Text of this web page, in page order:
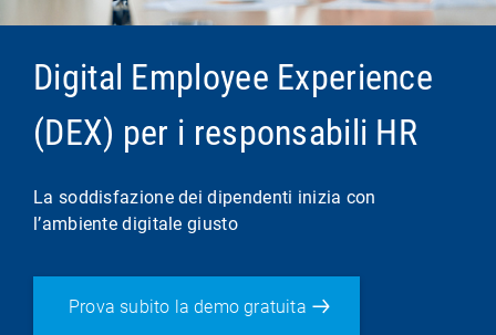
Digital Employee Experience
(DEX) per i responsabili HR
La soddisfazione dei dipendenti inizia con
l’ambiente digitale giusto
Prova subito la demo gratuita